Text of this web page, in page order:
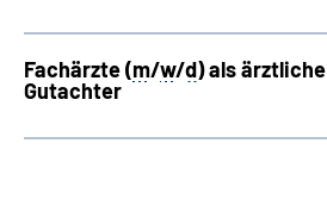
Fachärzte (m/w/d) als ärztliche
Gutachter